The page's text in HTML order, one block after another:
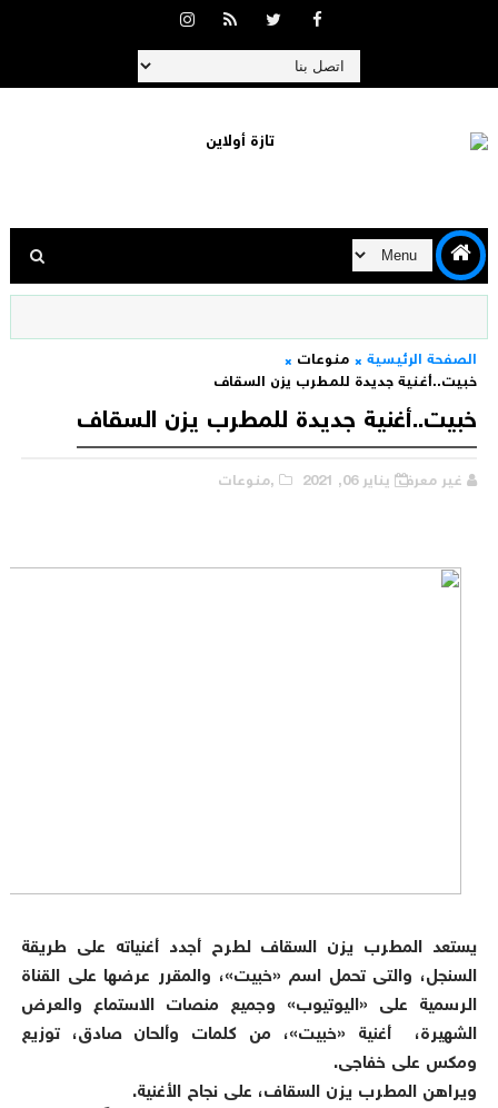
الصفحة الرئيسية
منوعات
خبيت..أغنية جديدة للمطرب يزن السقاف
خبيت..أغنية جديدة للمطرب يزن السقاف
غير معرف يناير 06, 2021 ,منوعات
يستعد المطرب يزن السقاف لطرح أجدد أغنياته على طريقة
السنجل، والتى تحمل اسم «خبيت»، والمقرر عرضها على القناة
الرسمية على «اليوتيوب» وجميع منصات الاستماع والعرض
الشهيرة، أغنية «خبيت»، من كلمات وألحان صادق، توزيع
ومكس على خفاجى.
ويراهن المطرب يزن السقاف، على نجاح الأغنية.